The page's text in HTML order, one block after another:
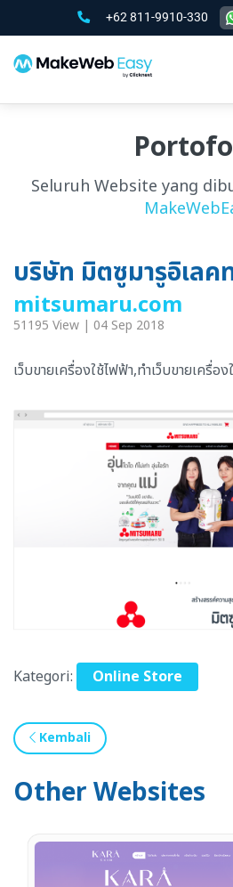
+62 811-9910-330
Seluruh Website yang
บริษัท มิตซูมารูอิเลค
mitsumaru.com
51195 View | 04 Sep 2018
เว็บขายเครื่องใช้ไฟฟ้า,ทำเว็บขายเครื่อง
Kategori: Online Store
Kembali
Other Websites